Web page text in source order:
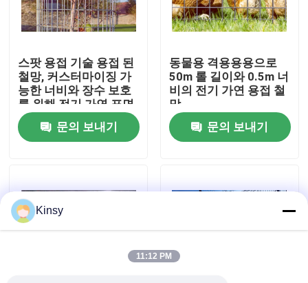
우리 에 관한 것
공장 투어
품질 관리
저희와 연락
뉴스
사건
스팟 용접 기술 용접 된
철망, 커스터마이징 가
능한 너비와 장수 보호
를 위해 전기 가연 표면
문의 보내기
동물용 격용용용으로
50m 롤 길이와 0.5m 너
비의 전기 가연 용접 철
망
문의 보내기
Kinsy
11:12 PM